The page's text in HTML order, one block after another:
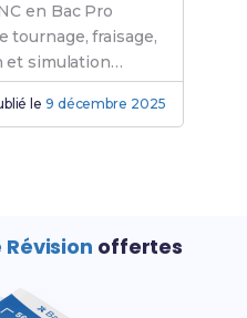
en Bac Pro
tournage, fraisage,
et simulation
le 9 décembre 2025
Révision offertes